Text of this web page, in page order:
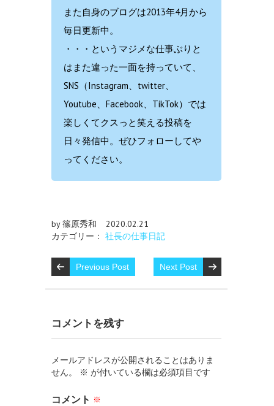
また自身のブログは2013年4月から
毎日更新中。
・・・というマジメな仕事ぶりと
はまた違った一面を持っていて、
SNS（Instagram、twitter、
Youtube、Facebook、TikTok）では
楽しくてクスっと笑える投稿を
日々発信中。ぜひフォローしてや
ってください。
by 篠原秀和
2020.02.21
カテゴリー： 社長の仕事日記
Previous Post Next Post
コメントを残す
メールアドレスが公開されることはありま
せん。
※ が付いている欄は必須項目です
コメント ※